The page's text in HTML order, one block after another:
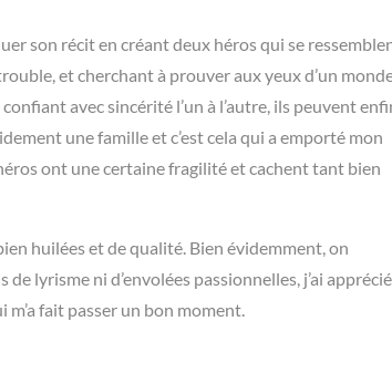
son récit en créant deux héros qui se
et cherchant à prouver aux yeux d’un
avec sincérité l’un à l’autre, ils peuvent
une famille et c’est cela qui a emporté mon
ont une certaine fragilité et cachent tant bien
huilées et de qualité. Bien évidemment, on
lyrisme ni d’envolées passionnelles, j’ai apprécié
fait passer un bon moment.